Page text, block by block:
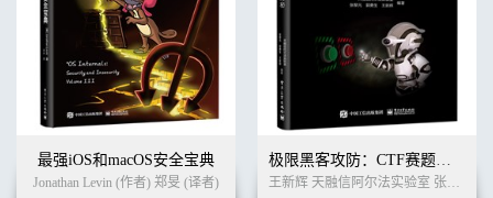
6.3.4 AArch64指令 233
6.3.5 栈和方法 236
6.3.6 Objective-C汇编 245
6.4 hook 247
6.4.1 Method Swizzle 247
6.4.2 fishhook 248
6.4.4 Swift hook 256
6.5 动态库 259
最强iOS和macOS安全宝典
Jonathan Levin (作者) 郑旻 (译者)
极限黑客攻防：CTF赛题揭秘
王新辉 天融信阿尔法实验室 张黎元 郭勇生 (作者)